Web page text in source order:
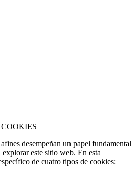
desempeñan un papel fundamental
este sitio web. En esta
de cuatro tipos de cookies: